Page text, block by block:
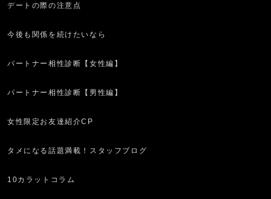
デートの際の注意点
今後も関係を続けたいなら
パートナー相性診断【女性編】
パートナー相性診断【男性編】
女性限定お友達紹介CP
タメになる話題満載！スタッフブログ
10カラットコラム